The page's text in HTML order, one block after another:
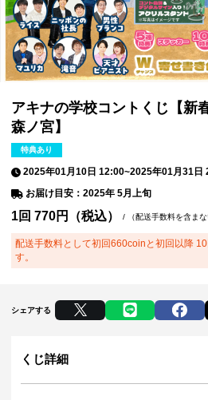
アキナの学校コントくじ【新
森ノ宮】
特典あり
2025年01月10日 12:00~2025年01月31日
お届け目安：2025年 5月上旬
1回770円（税込）/ （配送手数料を含まな
配送手数料として初回660coinと初回以降
す。
シェアする
くじ詳細